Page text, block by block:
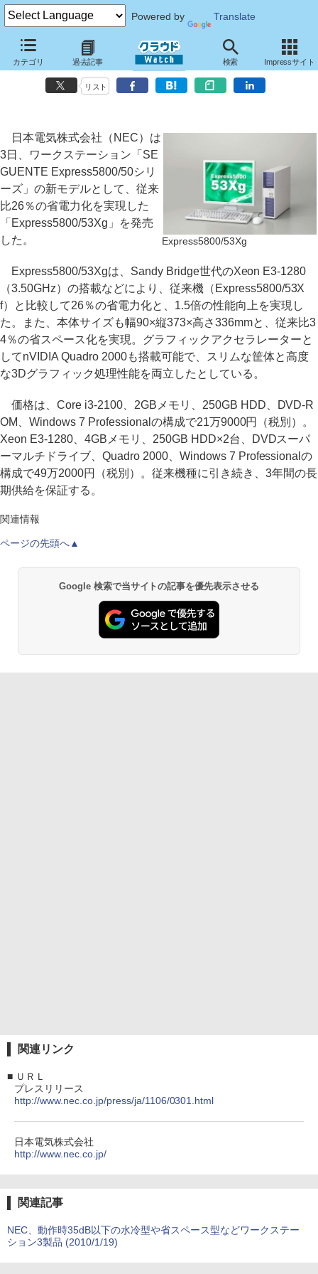
Powered by Translate
カテゴリ 過去記事 検索 Impressサイト
NEC、Sandy Bridge搭載のスリムタイプワークステーション～26％の
省電力化を実現
リスト
Express5800/53Xg
日本電気株式会社（NEC）は
3日、ワークステーション「SE
GUENTE Express5800/50シリ
ーズ」の新モデルとして、従来
比26％の省電力化を実現した
「Express5800/53Xg」を発売
した。
Express5800/53Xgは、Sandy Bridge世代のXeon E3-1280
（3.50GHz）の搭載などにより、従来機（Express5800/53X
f）と比較して26％の省電力化と、1.5倍の性能向上を実現し
た。また、本体サイズも幅90×縦373×高さ336mmと、従来比3
4％の省スペース化を実現。グラフィックアクセラレーターと
してnVIDIA Quadro 2000も搭載可能で、スリムな筐体と高度
な3Dグラフィック処理性能を両立したとしている。
価格は、Core i3-2100、2GBメモリ、250GB HDD、DVD-R
OM、Windows 7 Professionalの構成で21万9000円（税別）。
Xeon E3-1280、4GBメモリ、250GB HDD×2台、DVDスーパ
ーマルチドライブ、Quadro 2000、Windows 7 Professionalの
構成で49万2000円（税別）。従来機種に引き続き、3年間の長
期供給を保証する。
関連情報
ページの先頭へ▲
Google 検索で当サイトの記事を優先表示させる
関連リンク
■ ＵＲＬ
プレスリリース
http://www.nec.co.jp/press/ja/1106/0301.html
日本電気株式会社
http://www.nec.co.jp/
関連記事
NEC、動作時35dB以下の水冷型や省スペース型などワークステー
ション3製品 (2010/1/19)